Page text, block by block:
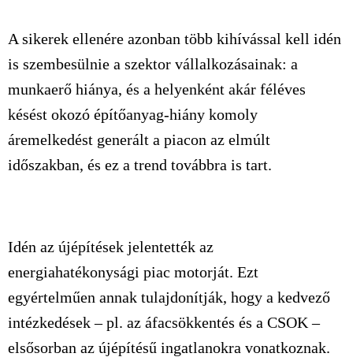
A sikerek ellenére azonban több kihívással kell idén
is szembesülnie a szektor vállalkozásainak: a
munkaerő hiánya, és a helyenként akár féléves
késést okozó építőanyag-hiány komoly
áremelkedést generált a piacon az elmúlt
időszakban, és ez a trend továbbra is tart.
Idén az újépítések jelentették az
energiahatékonysági piac motorját. Ezt
egyértelműen annak tulajdonítják, hogy a kedvező
intézkedések – pl. az áfacsökkentés és a CSOK –
elsősorban az újépítésű ingatlanokra vonatkoznak.